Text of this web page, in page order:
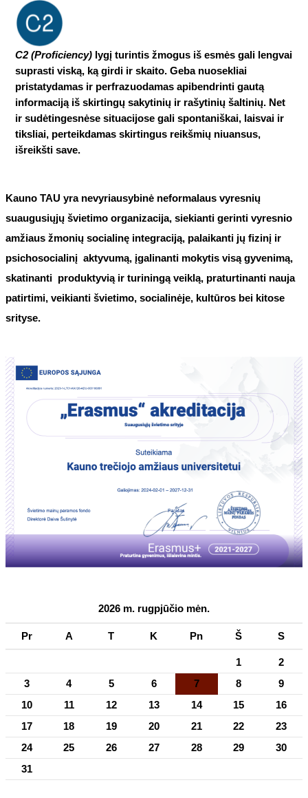
Kauno TAU yra nevyriausybinė neformalaus vyresnių
suaugusiųjų švietimo organizacija, siekianti gerinti vyresnio
amžiaus žmonių socialinę integraciją, palaikanti jų fizinį ir
psichosocialinį aktyvumą, įgalinanti mokytis visą gyvenimą,
skatinanti produktyvią ir turiningą veiklą, praturtinanti nauja
patirtimi, veikianti švietimo, socialinėje, kultūros bei kitose
srityse.
2026 m. rugpjūčio mėn.
Pr A T K Pn Š S
1
2
3
4 5 6 7 8
9
10
11 12 13 14 15
16
17
18 19 20 21 22
23
24
25 26 27 28 29
30
31
C2 (Proficiency) lygį turintis žmogus iš esmės gali lengvai
suprasti viską, ką girdi ir skaito. Geba nuosekliai
pristatydamas ir perfrazuodamas apibendrinti gautą
informaciją iš skirtingų sakytinių ir rašytinių šaltinių. Net
ir sudėtingesnėse situacijose gali spontaniškai, laisvai ir
tiksliai, perteikdamas skirtingus reikšmių niuansus,
išreikšti save.